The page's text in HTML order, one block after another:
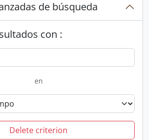
de búsqueda
con :
en
Delete criterion